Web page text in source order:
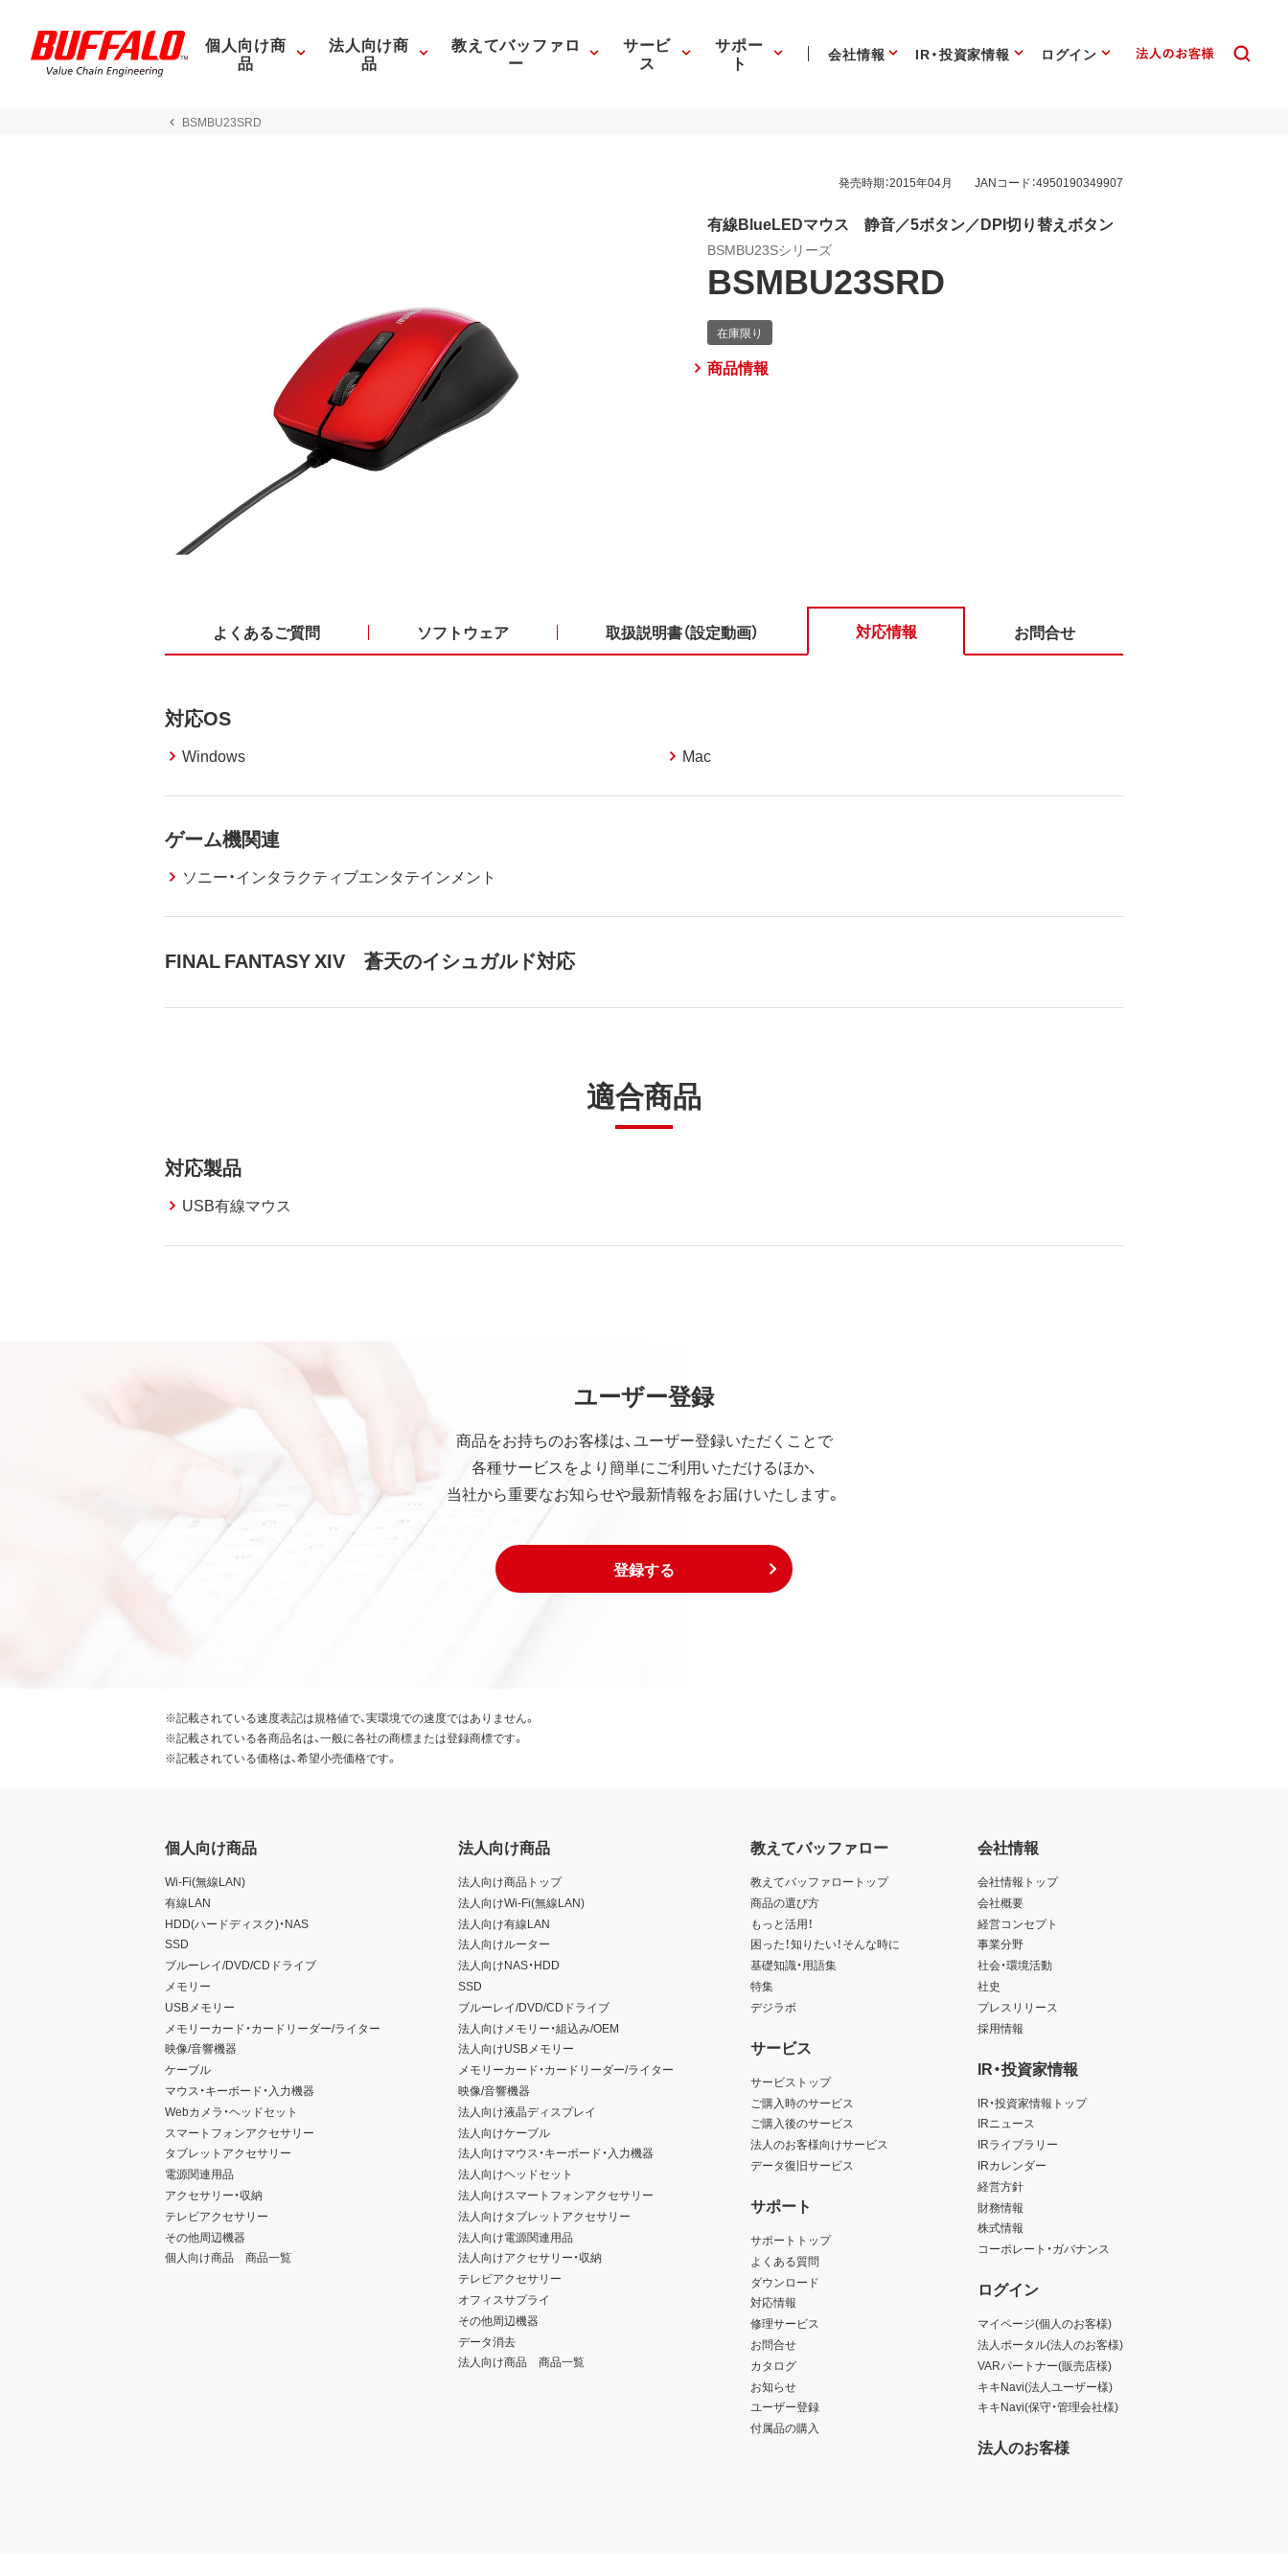
個人向け商
品
法人向け商
品
教えてバッファロ
ー
サービ
ス
サポー
ト 会社情報 IR・投資家情報 ログイン
BSMBU23SRD
発売時期：2015年04月 JANコード：4950190349907
有線BlueLEDマウス 静音／5ボタン／DPI切り替えボタン
BSMBU23Sシリーズ
BSMBU23SRD
商品情報
よくあるご質問 ソフトウェア 取扱説明書（設定動画） 対応情報 お問合せ
対応OS
Windows Mac
ゲーム機関連
ソニー・インタラクティブエンタテインメント
FINAL FANTASY XIV 蒼天のイシュガルド対応
適合商品
対応製品
USB有線マウス
ユーザー登録
商品をお持ちのお客様は、ユーザー登録いただくことで
各種サービスをより簡単にご利用いただけるほか、
当社から重要なお知らせや最新情報をお届けいたします。
登録する
※記載されている速度表記は規格値で、実環境での速度ではありません。
※記載されている各商品名は、一般に各社の商標または登録商標です。
※記載されている価格は、希望小売価格です。
個人向け商品
Wi-Fi(無線LAN)
有線LAN
HDD(ハードディスク)・NAS
SSD
ブルーレイ/DVD/CDドライブ
メモリー
USBメモリー
メモリーカード・カードリーダー/ライター
映像/音響機器
ケーブル
マウス・キーボード・入力機器
Webカメラ・ヘッドセット
スマートフォンアクセサリー
タブレットアクセサリー
電源関連用品
アクセサリー・収納
テレビアクセサリー
その他周辺機器
個人向け商品 商品一覧
法人向け商品
法人向け商品トップ
法人向けWi-Fi(無線LAN)
法人向け有線LAN
法人向けルーター
法人向けNAS・HDD
SSD
ブルーレイ/DVD/CDドライブ
法人向けメモリー・組込み/OEM
法人向けUSBメモリー
メモリーカード・カードリーダー/ライター
映像/音響機器
法人向け液晶ディスプレイ
法人向けケーブル
法人向けマウス・キーボード・入力機器
法人向けヘッドセット
法人向けスマートフォンアクセサリー
法人向けタブレットアクセサリー
法人向け電源関連用品
法人向けアクセサリー・収納
テレビアクセサリー
オフィスサプライ
その他周辺機器
データ消去
法人向け商品 商品一覧
教えてバッファロー
教えてバッファロートップ
商品の選び方
もっと活用！
困った！知りたい！そんな時に
基礎知識・用語集
特集
デジラボ
サービス
サービストップ
ご購入時のサービス
ご購入後のサービス
法人のお客様向けサービス
データ復旧サービス
サポート
サポートトップ
よくある質問
ダウンロード
対応情報
修理サービス
お問合せ
カタログ
お知らせ
ユーザー登録
付属品の購入
会社情報
会社情報トップ
会社概要
経営コンセプト
事業分野
社会・環境活動
社史
プレスリリース
採用情報
IR・投資家情報
IR・投資家情報トップ
IRニュース
IRライブラリー
IRカレンダー
経営方針
財務情報
株式情報
コーポレート・ガバナンス
ログイン
マイページ(個人のお客様)
法人ポータル(法人のお客様)
VARパートナー(販売店様)
キキNavi(法人ユーザー様)
キキNavi(保守・管理会社様)
法人のお客様